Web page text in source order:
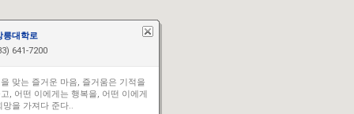
릉대학로
641-7200
을 맞는 즐거운 마음, 즐거움은 기적을
, 어떤 이에게는 행복을, 어떤 이에게
망을 가져다 준다..